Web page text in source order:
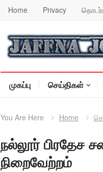
Home Privacy
முகப்பு செய்திகள்
You Are Here Home
நல்லூர் பிரதேச
நிறைவேற்றம்